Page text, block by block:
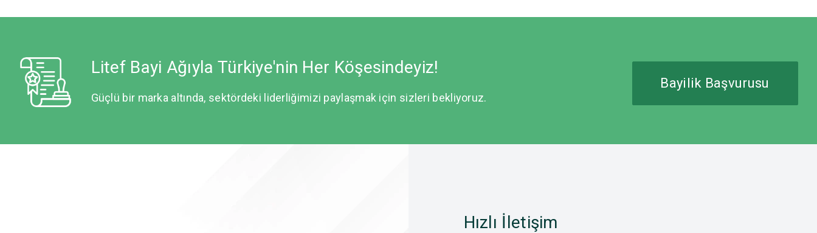
Litef Bayi Ağıyla Türkiye'nin Her Köşesindeyiz!
Güçlü bir marka altında, sektördeki liderliğimizi paylaşmak için sizleri bekliyoruz.
Bayilik Başvurusu
Hızlı İletişim